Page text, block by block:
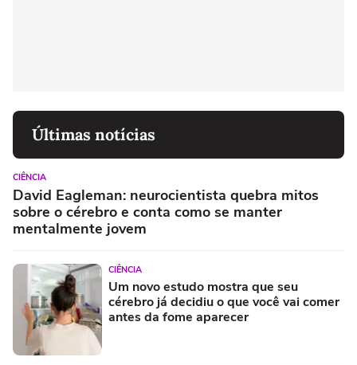
Últimas notícias
CIÊNCIA
David Eagleman: neurocientista quebra mitos
sobre o cérebro e conta como se manter
mentalmente jovem
CIÊNCIA
Um novo estudo mostra que seu
cérebro já decidiu o que você vai comer
antes da fome aparecer